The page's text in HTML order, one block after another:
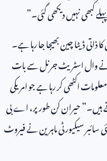
کبھی نہیں دیکھی گئی۔”
ڈیٹا چین بھیجا جا رہا ہے۔
نے وال اسٹریٹ جرنل سے بات
اکٹھی کر رہا ہے جو امریکی
حیران کن طور پر، اے بی
سیکیورٹی ماہرین نے فیروٹ